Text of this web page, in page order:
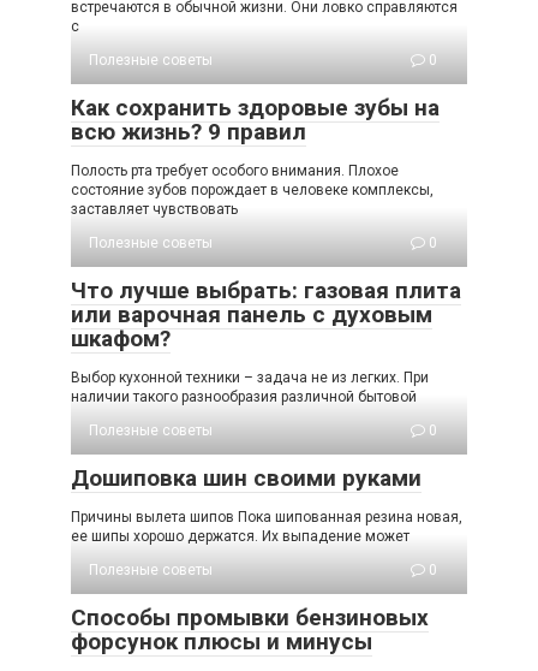
встречаются в обычной жизни. Они ловко справляются
с
Полезные советы
0
Как сохранить здоровые зубы на
всю жизнь? 9 правил
Полость рта требует особого внимания. Плохое
состояние зубов порождает в человеке комплексы,
заставляет чувствовать
Полезные советы
0
Что лучше выбрать: газовая плита
или варочная панель с духовым
шкафом?
Выбор кухонной техники – задача не из легких. При
наличии такого разнообразия различной бытовой
Полезные советы
0
Дошиповка шин своими руками
Причины вылета шипов Пока шипованная резина новая,
ее шипы хорошо держатся. Их выпадение может
Полезные советы
0
Способы промывки бензиновых
форсунок плюсы и минусы